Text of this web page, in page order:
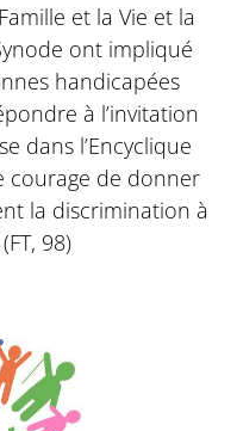
et la Vie et la
ont impliqué
handicapées
à l’invitation
dans l’Encyclique
courage de donner
la discrimination à
98)